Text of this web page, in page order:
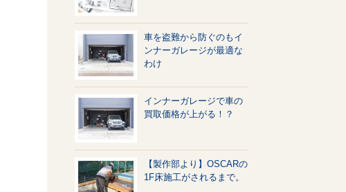
車を盗難から防ぐのもイ
ンナーガレージが最適な
わけ
インナーガレージで車の
買取価格が上がる！？
【製作部より】OSCARの
1F床施工がされるまで。